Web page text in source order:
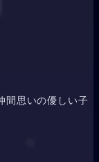
間思いの優しい子